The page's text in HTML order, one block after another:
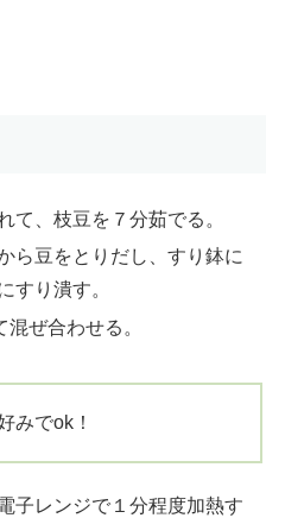
て、枝豆を７分茹でる。
ら豆をとりだし、すり鉢に
すり潰す。
ぜ合わせる。
みでok！
子レンジで１分程度加熱す